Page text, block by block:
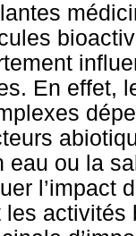
En effet,
eau ou la
l’impact